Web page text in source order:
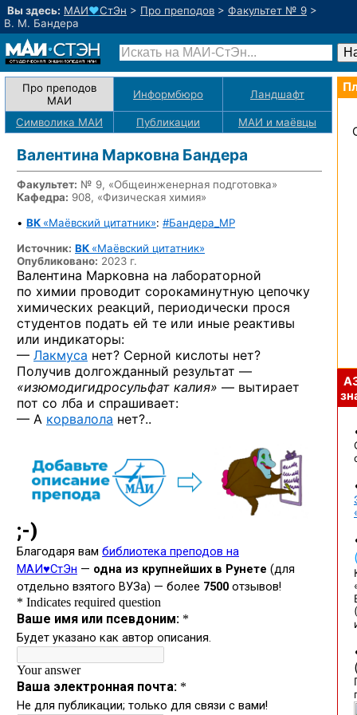
Вы здесь: МАИ♥СтЭн > Про преподов > Факультет № 9 >
В. М. Бандера
Про преподов
МАИ
Информбюро Ландшафт
Символика МАИ Публикации МАИ и маёвцы
Валентина Марковна Бандера
Факультет: № 9, «Общеинженерная подготовка»
Кафедра: 908, «Физическая химия»
• ВК «Маёвский цитатник»: #Бандера_MP
Источник: ВК «Маёвский цитатник»
Опубликовано: 2023 г.
Валентина Марковна на лабораторной
по химии проводит сорокаминутную цепочку
химических реакций, периодически прося
студентов подать ей те или иные реактивы
или индикаторы:
— Лакмуса нет? Серной кислоты нет?
Получив долгожданный результат —
«изюмодигидросульфат калия» — вытирает
пот со лба и спрашивает:
— А корвалола нет?..
(